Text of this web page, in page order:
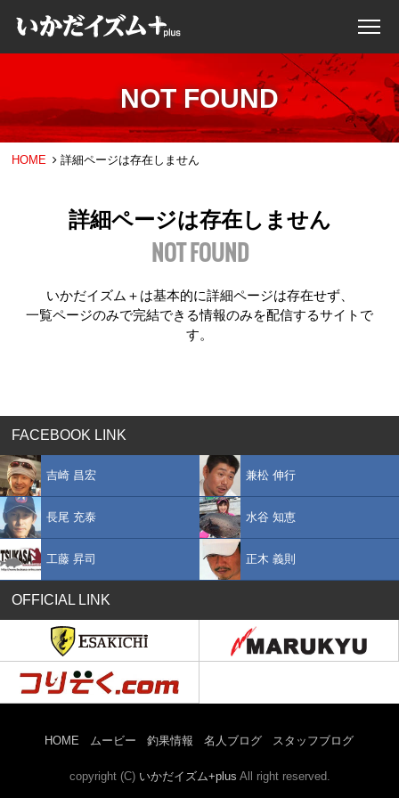
NOT FOUND
HOME 詳細ページは存在しません
詳細ページは存在しません
NOT FOUND
いかだイズム＋は基本的に詳細ページは存在せず、
一覧ページのみで完結できる情報のみを配信するサイトで
す。
FACEBOOK LINK
吉崎 昌宏 兼松 伸行
長尾 充泰 水谷 知恵
工藤 昇司 正木 義則
OFFICIAL LINK
HOME ムービー 釣果情報 名人ブログ スタッフブログ
copyright (C) いかだイズム+plus All right reserved.